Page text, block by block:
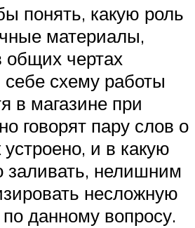
понять, какую роль
материалы,
общих чертах
себе схему работы
в магазине при
говорят пару слов о
и в какую
заливать, нелишним
несложную
данному вопросу.